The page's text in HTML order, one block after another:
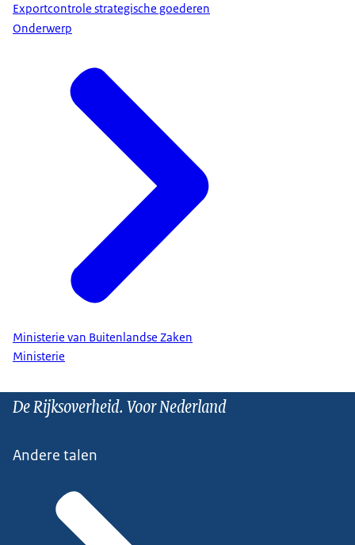
Exportcontrole strategische goederen
Onderwerp
Ministerie van Buitenlandse Zaken
Ministerie
De Rijksoverheid. Voor Nederland
Andere talen